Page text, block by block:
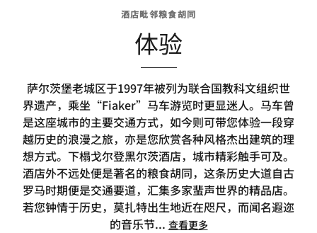
酒店毗邻粮食胡同
体验
萨尔茨堡老城区于1997年被列为联合国教科文组织世
界遗产，乘坐“Fiaker”马车游览时更显迷人。马车曾
是这座城市的主要交通方式，如今则可带您体验一段穿
越历史的浪漫之旅，亦是您欣赏各种风格杰出建筑的理
想方式。下榻戈尔登黑尔茨酒店，城市精彩触手可及。
酒店外不远处便是著名的粮食胡同，这条历史大道自古
罗马时期便是交通要道，汇集多家蜚声世界的精品店。
若您钟情于历史，莫扎特出生地近在咫尺，而闻名遐迩
的音乐节... 查看更多